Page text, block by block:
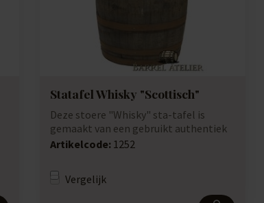
Statafel Whisky "Scottisch"
Deze stoere "Whisky" sta-tafel is
gemaakt van een gebruikt authentiek
190 liter ...
Artikelcode: 1252
Vergelijk